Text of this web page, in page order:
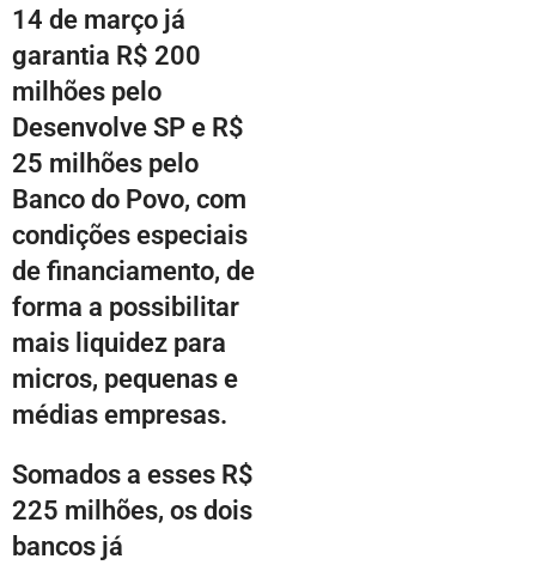
14 de março já
garantia R$ 200
milhões pelo
Desenvolve SP e R$
25 milhões pelo
Banco do Povo, com
condições especiais
de financiamento, de
forma a possibilitar
mais liquidez para
micros, pequenas e
médias empresas.
Somados a esses R$
225 milhões, os dois
bancos já